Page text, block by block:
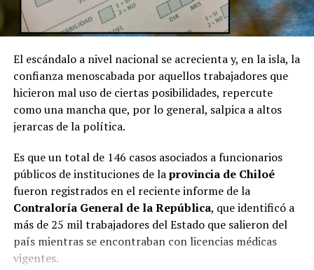
El escándalo a nivel nacional se acrecienta y, en la isla, la
confianza menoscabada por aquellos trabajadores que
hicieron mal uso de ciertas posibilidades, repercute
como una mancha que, por lo general, salpica a altos
jerarcas de la política.
Es que un total de 146 casos asociados a funcionarios
públicos de instituciones de laprovincia de Chiloé
fueron registrados en el reciente informe de la
Contraloría General de la República, que identificó a
más de 25 mil trabajadores del Estado que salieron del
país mientras se encontraban con licencias médicas
vigentes.